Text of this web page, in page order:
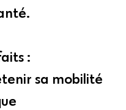
:
sa mobilité